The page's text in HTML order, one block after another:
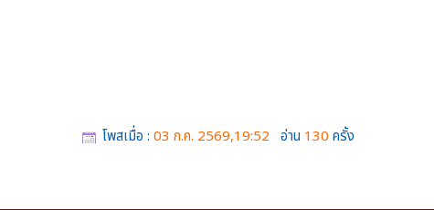
โพสเมื่อ : 03 ก.ค. 2569,19:52 อ่าน 130 ครั้ง